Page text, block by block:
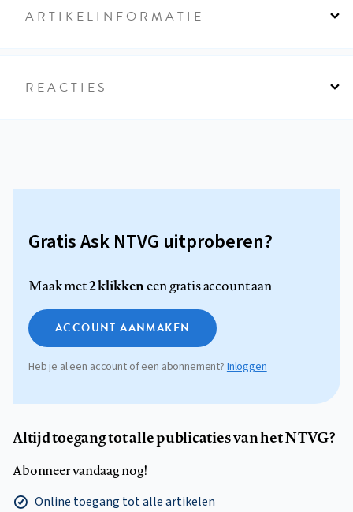
ARTIKELINFORMATIE
REACTIES
Gratis Ask NTVG uitproberen?
Maak met2 klikkeneen gratis account aan
ACCOUNT AANMAKEN
Heb je al een account of een abonnement?Inloggen
Altijd toegang tot alle publicaties van het NTVG?
Abonneer vandaag nog!
Online toegang tot alle artikelen